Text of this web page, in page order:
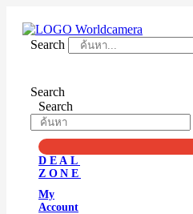
contentSearch
Search
Search
DEAL
ZONE
My
Account